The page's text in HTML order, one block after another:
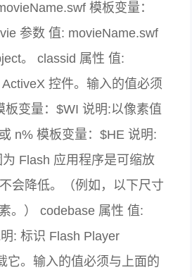
模板变量：
参数 值: movieName.swf
。 classid 属性 值:
控件。输入的值必须
变量：$WI 说明:以像素值
n% 模板变量：$HE 说明:
Flash 应用程序是可缩放
会降低。（例如，以下尺寸
。） codebase 属性 值:
: 标识 Flash Player
它。输入的值必须与上面的